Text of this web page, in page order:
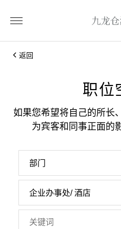
返回
职位
如果您希望将自己的所长
为宾客和同事正面的
部门
企业办事处/ 酒店